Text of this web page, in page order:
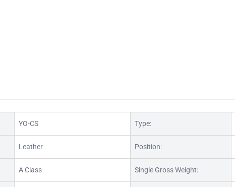
YO-CS Type:
Leather Position:
A Class Single Gross Weight: